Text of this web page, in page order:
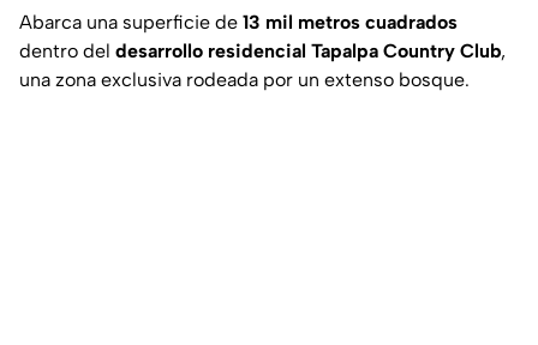
Abarca una superficie de 13 mil metros cuadrados
dentro del desarrollo residencial Tapalpa Country Club,
una zona exclusiva rodeada por un extenso bosque.